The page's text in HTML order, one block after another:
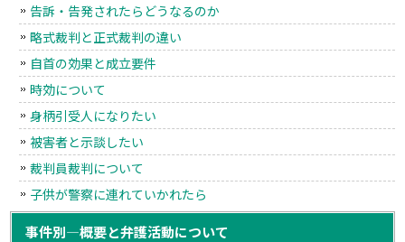
告訴・告発されたらどうなるのか
略式裁判と正式裁判の違い
自首の効果と成立要件
時効について
身柄引受人になりたい
被害者と示談したい
裁判員裁判について
子供が警察に連れていかれたら
事件別―概要と弁護活動について